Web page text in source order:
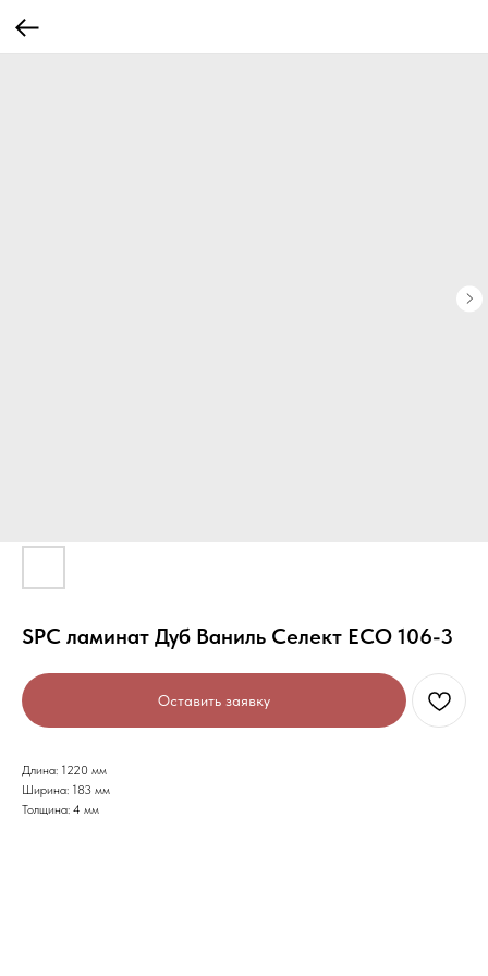
SPC ламинат Дуб Ваниль Селект ECO 106-3
Оставить заявку
Длина: 1220 мм
Ширина: 183 мм
Толщина: 4 мм